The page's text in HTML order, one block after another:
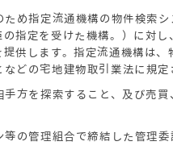
め指定流通機構の物件検索
指定を受けた機構。）に対
供します。指定流通機構は
どの宅地建物取引業法に規
方を探索すること、及び売
の管理組合で締結した管理委